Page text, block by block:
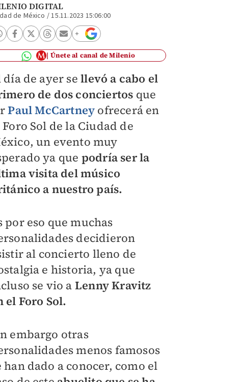
DIGITAL
de México /15.11.2023 15:06:00
Únete al canal de Milenio
día de ayer sellevó a cabo el
de dos conciertos que
Paul McCartney ofrecerá en
Foro Sol de la Ciudad de
un evento muy
ya que podría ser la
visita del músico
a nuestro país.
por eso que muchas
decidieron
al concierto lleno de
e historia, ya que
se vio a Lenny Kravitz
el Foro Sol.
embargo otras
menos famosos
han dado a conocer, como el